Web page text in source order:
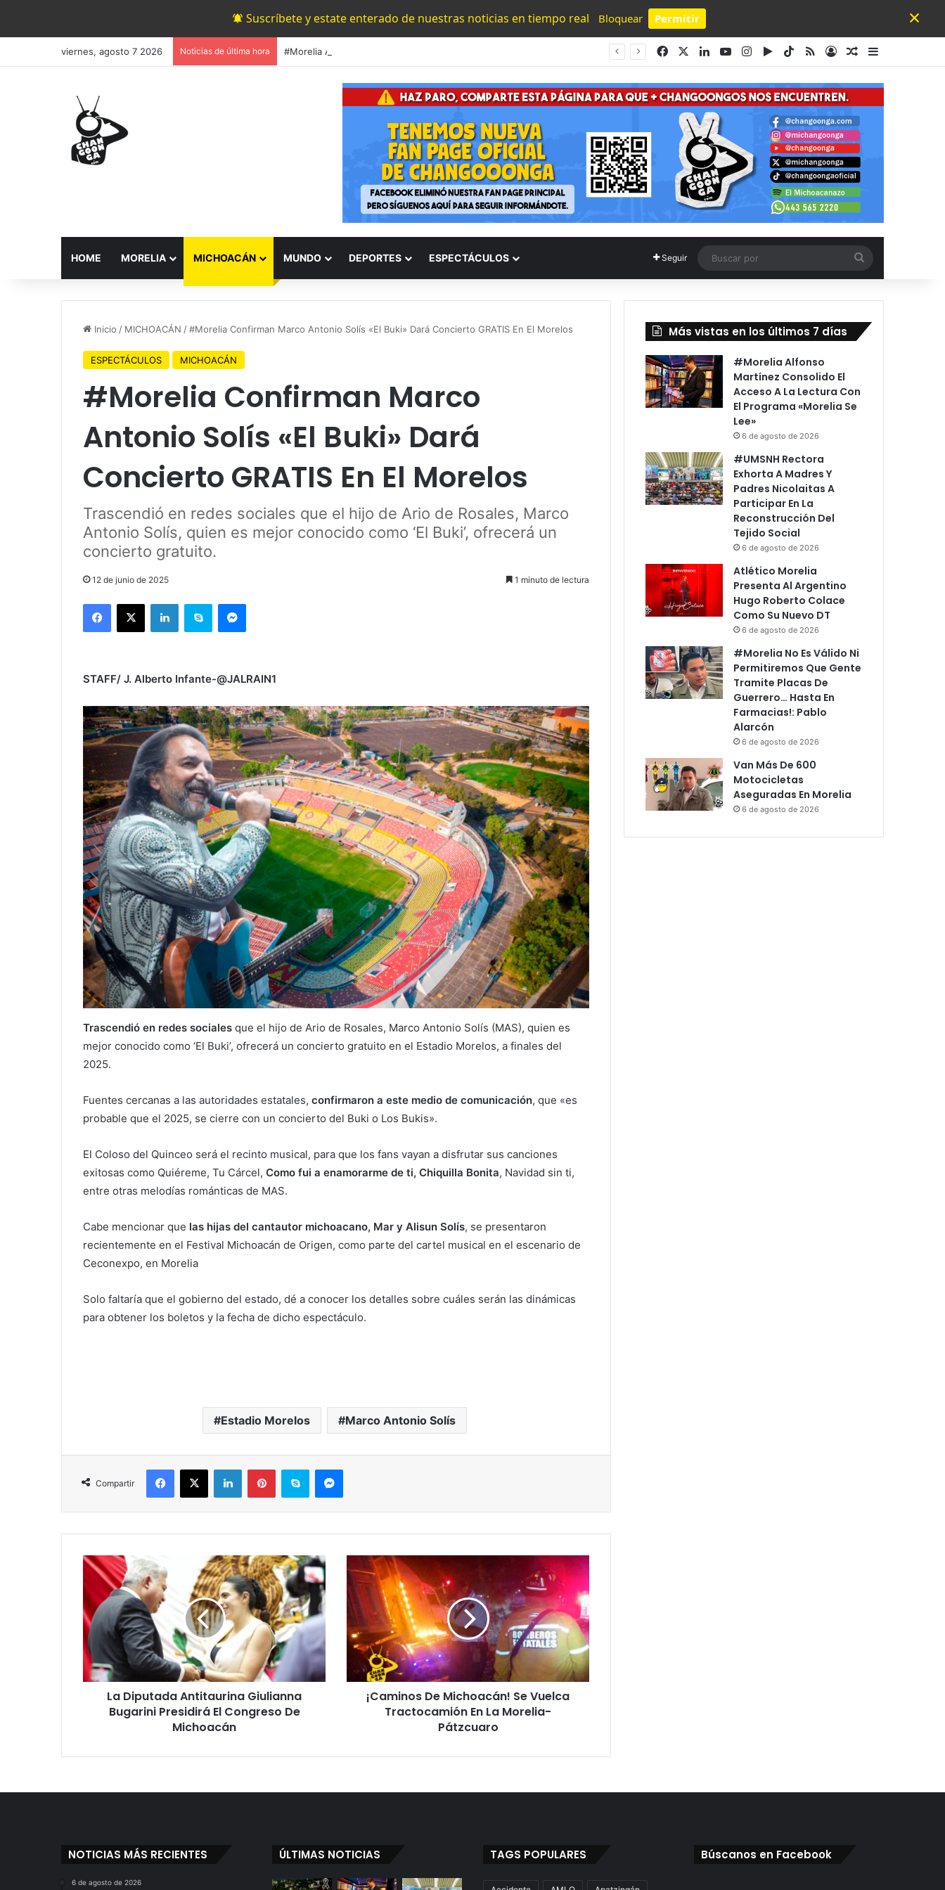
Suscríbete y estate enterado de nuestras noticias en tiempo real Bloquear Permitir
Powered by SendPulse
×
viernes, agosto 7 2026 Noticias de última hora FacebookLinkedInYouTubeInstagram
Google Play
TikTok
RSSAccesoPublicación al
Barra lateral
HOME MORELIA MICHOACÁN MUNDO DEPORTES ESPECTÁCULOS Seguir
por
Inicio / MICHOACÁN /#Morelia Confirman Marco Antonio Solís «El Buki» Dará Concierto GRATIS En El Morelos
ESPECTÁCULOS MICHOACÁN
#Morelia Confirman Marco
Antonio Solís «El Buki» Dará
Concierto GRATIS En El Morelos
Trascendió en redes sociales que el hijo de Ario de Rosales, Marco
Antonio Solís, quien es mejor conocido como ‘El Buki’, ofrecerá un
concierto gratuito.
12 de junio de 2025 1 minuto de lectura
Facebook
X LinkedInSkype Messenger
STAFF/ J. Alberto Infante-@JALRAIN1
Trascendió en redes sociales que el hijo de Ario de Rosales, Marco Antonio Solís (MAS), quien es
mejor conocido como ‘El Buki’, ofrecerá un concierto gratuito en el Estadio Morelos, a finales del
2025.
Fuentes cercanas a las autoridades estatales, confirmaron a este medio de comunicación, que «es
probable que el 2025, se cierre con un concierto del Buki o Los Bukis».
El Coloso del Quinceo será el recinto musical, para que los fans vayan a disfrutar sus canciones
exitosas como Quiéreme, Tu Cárcel, Como fui a enamorarme de ti, Chiquilla Bonita, Navidad sin ti,
entre otras melodías románticas de MAS.
Cabe mencionar que las hijas del cantautor michoacano, Mar y Alisun Solís, se presentaron
recientemente en el Festival Michoacán de Origen, como parte del cartel musical en el escenario de
Ceconexpo, en Morelia
Solo faltaría que el gobierno del estado, dé a conocer los detalles sobre cuáles serán las dinámicas
para obtener los boletos y la fecha de dicho espectáculo.
Estadio Morelos Marco Antonio Solís
Compartir
Facebook
X LinkedInPinterestSkype Messenger
La
Diputada
Antitaurina
Giulianna
Bugarini
Presidirá
El
Congreso
De
MichoacánLa Diputada Antitaurina Giulianna
Bugarini Presidirá El Congreso De
Michoacán
¡Caminos
De
Michoacán!
Se
Vuelca
Tractocamión
En
Morelia-
Pátzcuaro
¡Caminos De Michoacán! Se Vuelca
Tractocamión En La Morelia-
Pátzcuaro
Más vistas en los últimos 7 días
#Morelia Alfonso
Martínez Consolido El
Acceso A La Lectura Con
El Programa «Morelia Se
Lee»
6 de agosto de 2026
#UMSNH Rectora
Exhorta A Madres Y
Padres Nicolaitas A
Participar En La
Reconstrucción Del
Tejido Social
6 de agosto de 2026
Atlético Morelia
Presenta Al Argentino
Hugo Roberto Colace
Como Su Nuevo DT
6 de agosto de 2026
#Morelia No Es Válido Ni
Permitiremos Que Gente
Tramite Placas De
Guerrero… Hasta En
Farmacias!: Pablo
Alarcón
6 de agosto de 2026
Van Más De 600
Motocicletas
Aseguradas En Morelia
6 de agosto de 2026
NOTICIAS MÁS RECIENTES
6 de agosto de 2026
ÚLTIMAS NOTICIAS TAGS POPULARES Búscanos en Facebook